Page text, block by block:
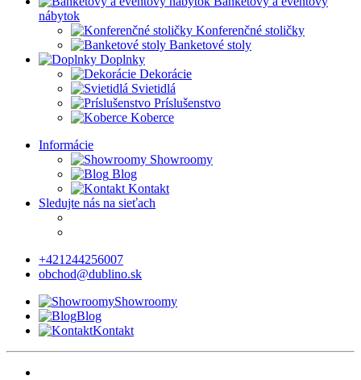
nábytok
Konferenčné stoličky
Banketové stoly
Doplnky
Dekorácie
Svietidlá
Príslušenstvo
Koberce
Informácie
Showroomy
Blog
Kontakt
Sledujte nás na sieťach
+421244256007
obchod@dublino.sk
Showroomy
Blog
Kontakt